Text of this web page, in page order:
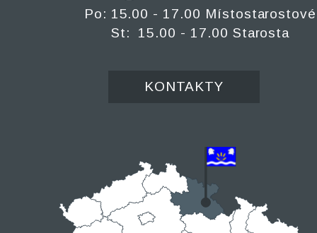
Po: 15.00 - 17.00 Místostarostové
St: 15.00 - 17.00 Starosta
KONTAKTY